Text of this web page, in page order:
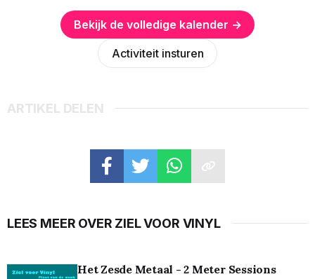
Bekijk de volledige kalender →
Activiteit insturen
ARTIKEL DELEN
LEES MEER OVER ZIEL VOOR VINYL
Het Zesde Metaal - 2 Meter Sessions